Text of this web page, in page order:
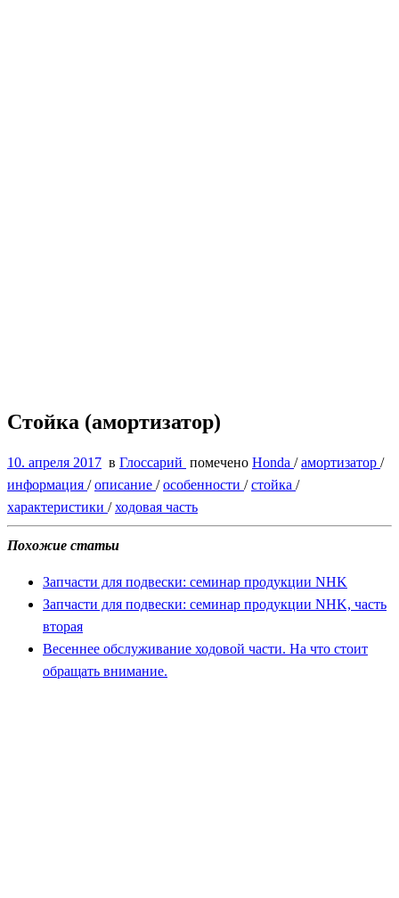
Стойка (амортизатор)
10. апреля 2017 в Глоссарий помечено Honda /амортизатор /
информация /описание /особенности /стойка /
характеристики /ходовая часть
Похожие статьи
Запчасти для подвески: семинар продукции NHK
Запчасти для подвески: семинар продукции NHK, часть
вторая
Весеннее обслуживание ходовой части. На что стоит
обращать внимание.